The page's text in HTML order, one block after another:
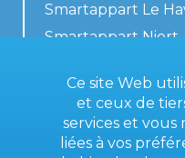
Smartappart Le
Smartappart Niort
Contactez-nous
Ce site Web
et ceux de
services et
liées à vos